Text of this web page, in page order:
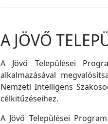
A JÖVŐ
A Jövő Települései
alkalmazásával
Nemzeti Intelligens
célkitűzéseihez.
A Jövő Települései